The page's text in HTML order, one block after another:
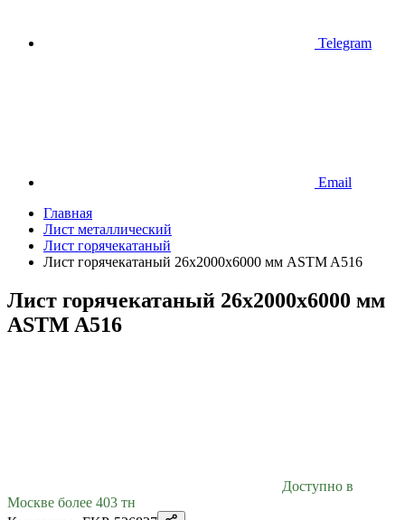
Telegram
Email
Главная
Лист металлический
Лист горячекатаный
Лист горячекатаный 26х2000х6000 мм ASTM A516
Лист горячекатаный 26х2000х6000 мм
ASTM A516
Доступно в
Москве более 403 тн